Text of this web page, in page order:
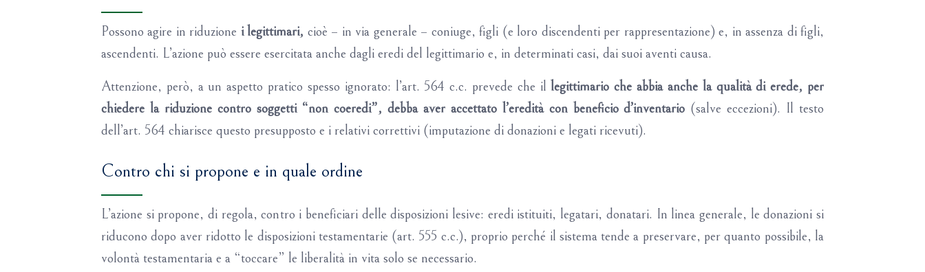
Possono agire in riduzione i legittimari, cioè – in via generale – coniuge, figli (e loro discendenti per rappresentazione) e, in assenza di figli,
ascendenti. L’azione può essere esercitata anche dagli eredi del legittimario e, in determinati casi, dai suoi aventi causa.
Attenzione, però, a un aspetto pratico spesso ignorato: l’art. 564 c.c. prevede che il legittimario che abbia anche la qualità di erede, per
chiedere la riduzione contro soggetti “non coeredi”, debba aver accettato l’eredità con beneficio d’inventario (salve eccezioni). Il testo
dell’art. 564 chiarisce questo presupposto e i relativi correttivi (imputazione di donazioni e legati ricevuti).
Contro chi si propone e in quale ordine
L’azione si propone, di regola, contro i beneficiari delle disposizioni lesive: eredi istituiti, legatari, donatari. In linea generale, le donazioni si
riducono dopo aver ridotto le disposizioni testamentarie (art. 555 c.c.), proprio perché il sistema tende a preservare, per quanto possibile, la
volontà testamentaria e a “toccare” le liberalità in vita solo se necessario.